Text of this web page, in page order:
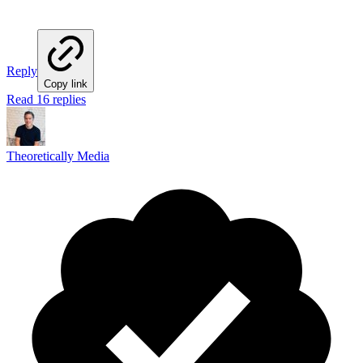
Reply
Copy link
Read 16 replies
Theoretically Media